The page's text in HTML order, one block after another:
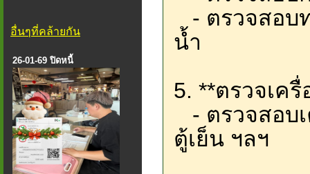
อื่นๆที่คล้ายกัน
26-01-69 ปิดหนี้
- ตรวจสอบ
น้ำ
5. **ตรวจเค
- ตรวจสอบ
ตู้เย็น ฯลฯ